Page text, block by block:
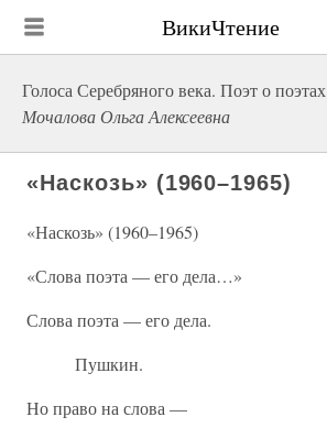
ВикиЧтение
Голоса Серебряного века. Поэт о поэтах
Мочалова Ольга Алексеевна
«Наскозь» (1960–1965)
«Наскозь» (1960–1965)
«Слова поэта — его дела…»
Слова поэта — его дела.
Пушкин.
Но право на слова —